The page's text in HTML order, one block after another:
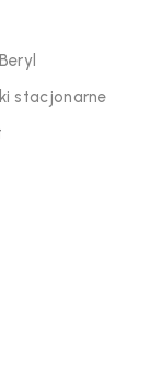
stacjonarne